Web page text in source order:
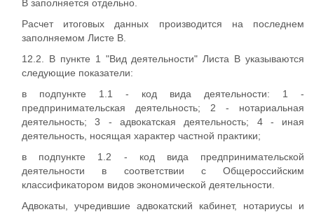
В заполняется отдельно.
Расчет итоговых данных производится на последнем
заполняемом Листе В.
12.2. В пункте 1 "Вид деятельности" Листа В указываются
следующие показатели:
в подпункте 1.1 - код вида деятельности: 1 -
предпринимательская деятельность; 2 - нотариальная
деятельность; 3 - адвокатская деятельность; 4 - иная
деятельность, носящая характер частной практики;
в подпункте 1.2 - код вида предпринимательской
деятельности в соответствии с Общероссийским
классификатором видов экономической деятельности.
Адвокаты, учредившие адвокатский кабинет, нотариусы и